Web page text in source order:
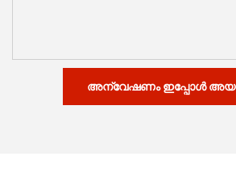
അന്വേഷണം ഇപ്പോൾ